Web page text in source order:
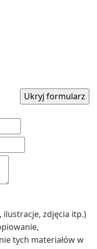
ilustracje, zdjęcia itp.)
tych materiałów w